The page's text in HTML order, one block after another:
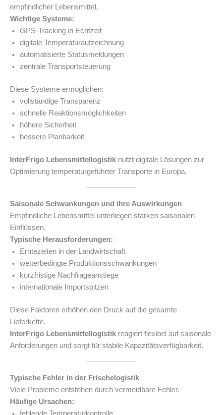
empfindlicher Lebensmittel.
Wichtige Systeme:
GPS-Tracking in Echtzeit
digitale Temperaturaufzeichnung
automatisierte Statusmeldungen
zentrale Transportsteuerung
Diese Systeme ermöglichen:
vollständige Transparenz
schnelle Reaktionsmöglichkeiten
höhere Sicherheit
bessere Planbarkeit
InterFrigo Lebensmittellogistik nutzt digitale Lösungen zur
Optimierung temperaturgeführter Transporte in Europa.
Saisonale Schwankungen und ihre Auswirkungen
Empfindliche Lebensmittel unterliegen starken saisonalen
Einflüssen.
Typische Herausforderungen:
Erntezeiten in der Landwirtschaft
wetterbedingte Produktionsschwankungen
kurzfristige Nachfrageanstiege
internationale Importspitzen
Diese Faktoren erhöhen den Druck auf die gesamte
Lieferkette.
InterFrigo Lebensmittellogistik reagiert flexibel auf saisonale
Anforderungen und sorgt für stabile Kapazitätsverfügbarkeit.
Typische Fehler in der Frischelogistik
Viele Probleme entstehen durch vermeidbare Fehler.
Häufige Ursachen: